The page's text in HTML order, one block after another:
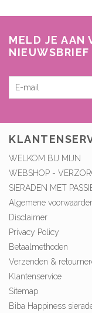
MELD JE AAN
NIEUWSBRIEF
WELKOM BIJ MIJN
WEBSHOP -
SIERADEN MET
Algemene
Disclaimer
Privacy Policy
Betaalmethoden
Verzenden &
Klantenservice
Sitemap
Biba Happiness